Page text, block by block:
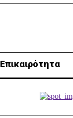
Επικαιρότητα